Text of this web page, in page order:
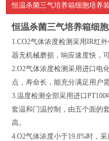
恒温杀菌三气培养箱细胞培养
恒温杀菌三气培养箱细
1.CO2气体浓度检测采用IR红
器无机械磨损，响应速度快，
2.O2气体浓度检测采用进口电
点，寿命长，能充分满足用户需
3.温度检测全部采用进口
套温和门温控制，由五个面的
高。
4.O2气体浓度小于19.8%时，